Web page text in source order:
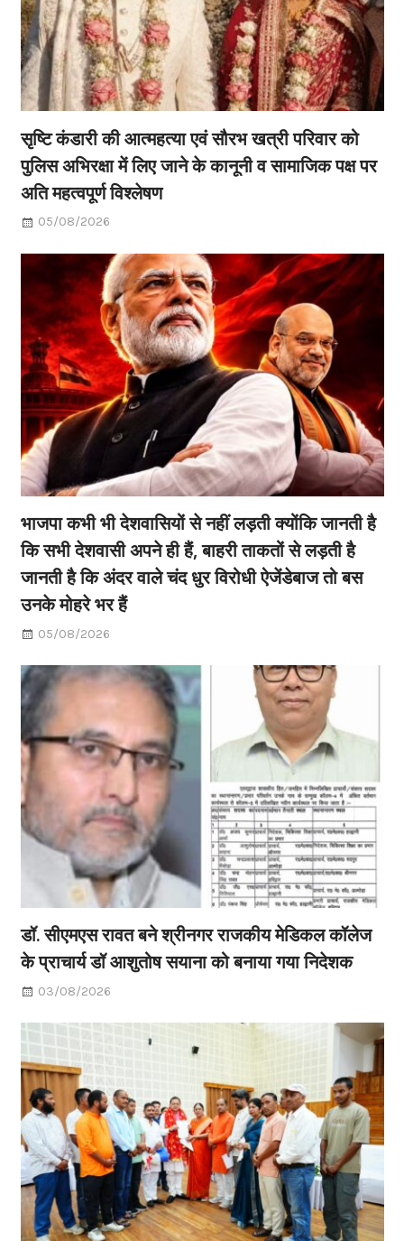
सृष्टि कंडारी की आत्महत्या एवं सौरभ खत्री परिवार को
पुलिस अभिरक्षा में लिए जाने के कानूनी व सामाजिक पक्ष पर
अति महत्वपूर्ण विश्लेषण
05/08/2026
भाजपा कभी भी देशवासियों से नहीं लड़ती क्योंकि जानती है
कि सभी देशवासी अपने ही हैं, बाहरी ताकतों से लड़ती है
जानती है कि अंदर वाले चंद धुर विरोधी ऐजेंडेबाज तो बस
उनके मोहरे भर हैं
05/08/2026
डॉ. सीएमएस रावत बने श्रीनगर राजकीय मेडिकल कॉलेज
के प्राचार्य डॉ आशुतोष सयाना को बनाया गया निदेशक
03/08/2026